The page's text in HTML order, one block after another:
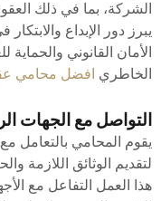
الشركة، بما في ذلك
يبرز دور الإبداع
الأمان القانوني
الخاطري افضل محامي
التواصل مع الجهات
يقوم المحامي بالتعامل
لتقديم الوثائق اللازمة
هذا العمل التفاعل مع